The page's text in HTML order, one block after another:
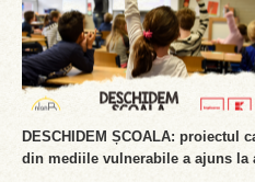
DESCHIDEM ȘCOALA: proiectul
din mediile vulnerabile a ajuns la